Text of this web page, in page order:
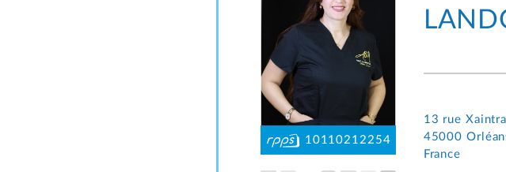
10110212254
13 rue
45000
France